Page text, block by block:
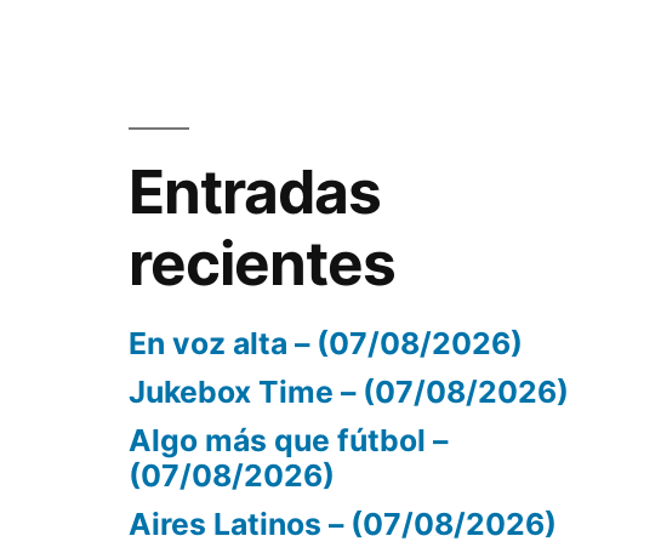
Entradas
recientes
En voz alta – (07/08/2026)
Jukebox Time – (07/08/2026)
Algo más que fútbol –
(07/08/2026)
Aires Latinos – (07/08/2026)